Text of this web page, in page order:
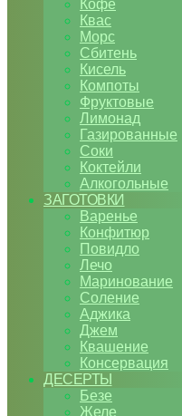
Кофе
Квас
Морс
Сбитень
Кисель
Компоты
Фруктовые
Лимонад
Газированные
Соки
Коктейли
Алкогольные
ЗАГОТОВКИ
Варенье
Конфитюр
Повидло
Лечо
Маринование
Соление
Аджика
Джем
Квашение
Консервация
ДЕСЕРТЫ
Безе
Желе